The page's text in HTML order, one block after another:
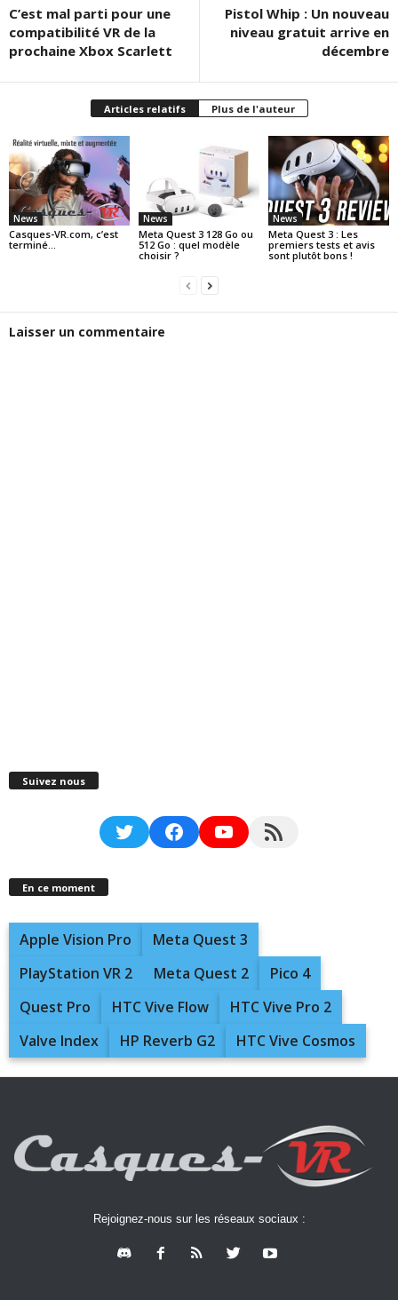
C’est mal parti pour une
compatibilité VR de la
prochaine Xbox Scarlett
Pistol Whip : Un nouveau
niveau gratuit arrive en
décembre
Articles relatifs Plus de l'auteur
News
Casques-VR.com, c’est
terminé…
News
Meta Quest 3 128 Go ou
512 Go : quel modèle
choisir ?
News
Meta Quest 3 : Les
premiers tests et avis
sont plutôt bons !
Laisser un commentaire
Suivez nous
TwitterFacebookYouTubeRSS Feed
En ce moment
Apple Vision Pro
Meta Quest 3
PlayStation VR 2
Meta Quest 2
Pico 4
Quest Pro
HTC Vive Flow
HTC Vive Pro 2
Valve Index
HP Reverb G2 HTC Vive Cosmos
Rejoignez-nous sur les réseaux sociaux :